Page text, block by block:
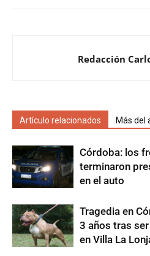
Redacción
Artículo relacionados Más del
Córdoba: los
terminaron
en el auto
Tragedia en
3 años tras
en Villa La